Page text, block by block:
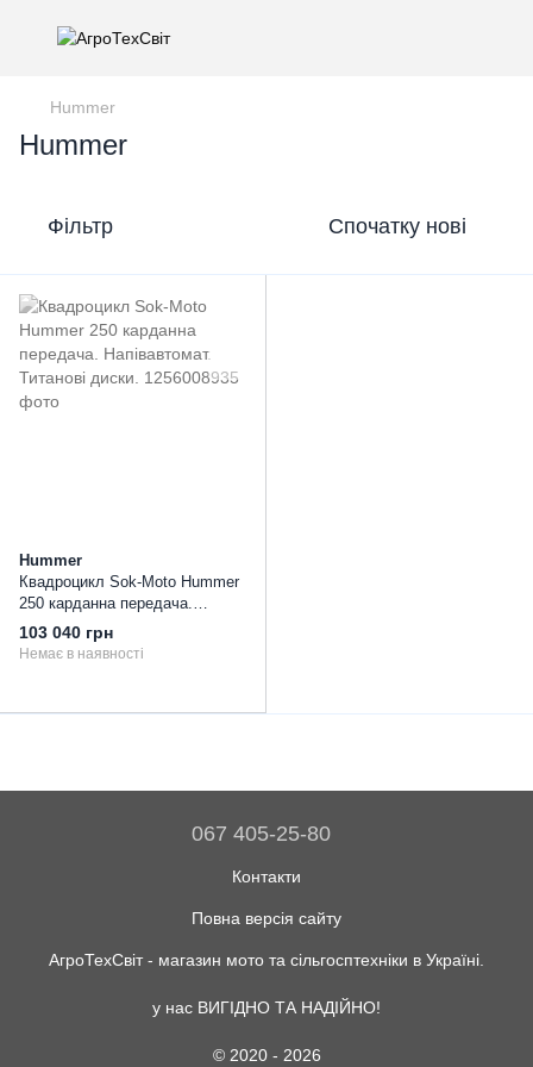
Hummer
Hummer
Фільтр Спочатку нові
Hummer
Квадроцикл Sok-Moto Hummer
250 карданна передача.
Напівавтомат. Титанові диски.
103 040 грн
Немає в наявності
067 405-25-80
Контакти
Повна версія сайту
АгроТехСвіт - магазин мото та сільгосптехніки в Україні.
у нас ВИГІДНО ТА НАДІЙНО!
© 2020 - 2026